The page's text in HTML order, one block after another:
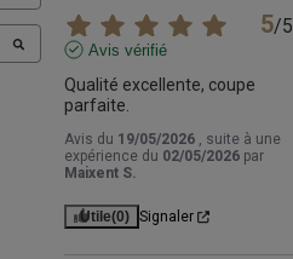
5/5
Avis vérifié
Qualité excellente, coupe
parfaite.
Avis du 19/05/2026 , suite à une
expérience du 02/05/2026 par
Maixent S.
Utile(0) Signaler